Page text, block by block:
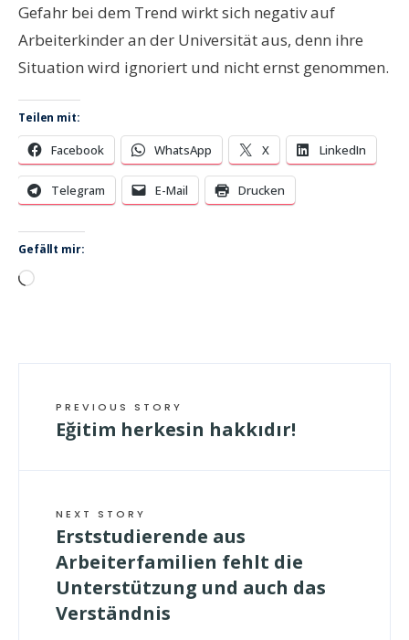
Gefahr bei dem Trend wirkt sich negativ auf
Arbeiterkinder an der Universität aus, denn ihre
Situation wird ignoriert und nicht ernst genommen.
Teilen mit:
Facebook WhatsApp X LinkedIn
Telegram E-Mail Drucken
Gefällt mir:
Wird
PREVIOUS STORY
Eğitim herkesin hakkıdır!
NEXT STORY
Erststudierende aus
Arbeiterfamilien fehlt die
Unterstützung und auch das
Verständnis